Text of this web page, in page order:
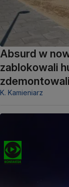
Absurd w
zablokowali
zdemontowali
K. Kamieniarz